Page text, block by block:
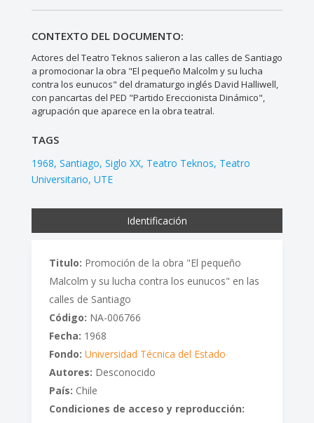
CONTEXTO DEL DOCUMENTO:
Actores del Teatro Teknos salieron a las calles de Santiago
a promocionar la obra "El pequeño Malcolm y su lucha
contra los eunucos" del dramaturgo inglés David Halliwell,
con pancartas del PED "Partido Ereccionista Dinámico",
agrupación que aparece en la obra teatral.
TAGS
1968 Santiago Siglo XX Teatro Teknos Teatro
Universitario UTE
Identificación
Titulo: Promoción de la obra "El pequeño
Malcolm y su lucha contra los eunucos" en las
calles de Santiago
Código: NA-006766
Fecha: 1968
Fondo: Universidad Técnica del Estado
Autores: Desconocido
País: Chile
Condiciones de acceso y reproducción: